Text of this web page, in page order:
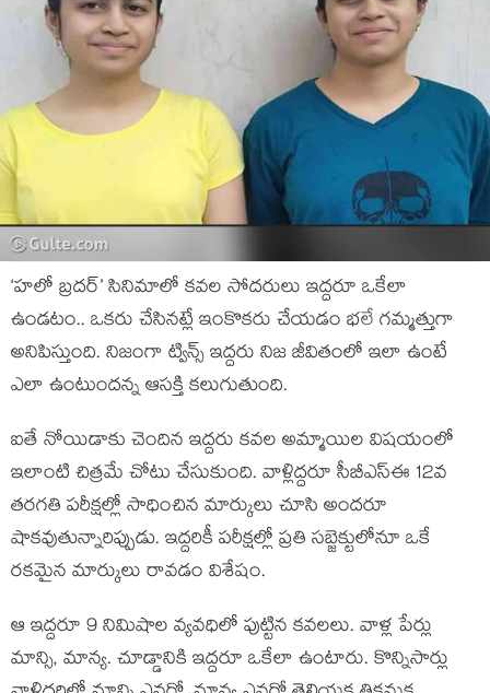
‘హలో బ్రదర్’ సినిమాలో కవల సోదరులు ఇద్దరూ ఒకేలా
ఉండటం.. ఒకరు చేసినట్లే ఇంకొకరు చేయడం భలే గమ్మత్తుగా
అనిపిస్తుంది. నిజంగా ట్విన్స్ ఇద్దరు నిజ జీవితంలో ఇలా ఉంటే
ఎలా ఉంటుందన్న ఆసక్తి కలుగుతుంది.
ఐతే నోయిడాకు చెందిన ఇద్దరు కవల అమ్మాయిల విషయంలో
ఇలాంటి చిత్రమే చోటు చేసుకుంది. వాళ్లిద్దరూ సీబీఎస్ఈ 12వ
తరగతి పరీక్షల్లో సాధించిన మార్కులు చూసి అందరూ
షాకవుతున్నారిప్పుడు. ఇద్దరికీ పరీక్షల్లో ప్రతి సబ్జెక్టులోనూ ఒకే
రకమైన మార్కులు రావడం విశేషం.
ఆ ఇద్దరూ 9 నిమిషాల వ్యవధిలో పుట్టిన కవలలు. వాళ్ల పేర్లు
మాన్సి, మాన్య. చూడ్డానికి ఇద్దరూ ఒకేలా ఉంటారు. కొన్నిసార్లు